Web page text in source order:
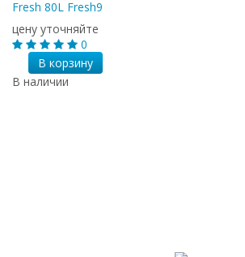
Fresh 80L Fresh9
цену уточняйте
0
В корзину
В наличии